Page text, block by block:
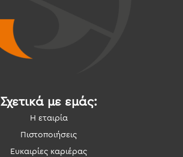
Σχετικά με εμάς:
Η εταιρία
Πιστοποιήσεις
Ευκαιρίες καριέρας